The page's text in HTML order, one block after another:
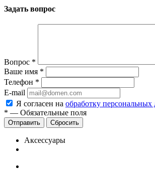
Задать вопрос
Вопрос *
Ваше имя *
Телефон *
E-mail
Я согласен на обработку
* — Обязательные поля
Сбросить
Аксессуары